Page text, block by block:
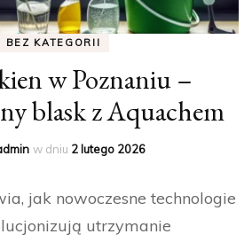
BEZ KATEGORII
w Poznaniu –
blask z Aquachem
w dniu 2 lutego 2026
jak nowoczesne technologie
utrzymanie